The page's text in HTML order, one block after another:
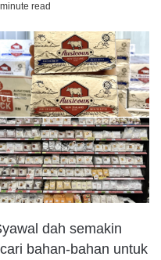
read
dah semakin
bahan-bahan untuk